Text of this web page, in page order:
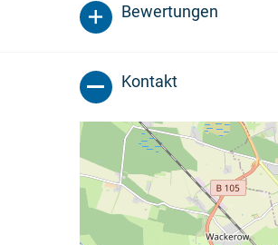
Bewertungen
Kontakt